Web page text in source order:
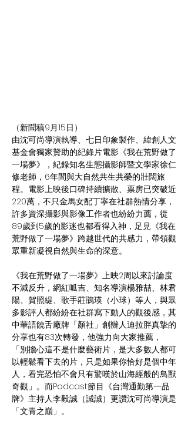
（新聞稿9月15日）
由沈可尚導演執導、七日印象製作、緯創人文
基金會獨家贊助的紀錄片電影《我在荒野做了
一場夢》，紀錄知名生態攝影師暨文學家徐仁
修老師，6年間與大自然共生共榮的壯闊旅
程。​​電影上映後口碑持續擴散、票房已突破近
220萬，不只金馬女配丁寧在社群熱情分享，
許多資深攝影與影像工作者也紛紛力薦，從
89歲到5歲的影迷也都看得入神，足見《我在
荒野做了一場夢》跨越世代的共感力，帶領觀
眾重新凝視自然與生命的深意。
《我在荒野做了一場夢》上映2周以來討論度
不減反升，網紅呱吉、知名導演楊雅喆、林君
陽、賀照緹、歌手莊鵑瑛（小球）等人，與眾
多影評人都紛紛在社群寫下動人的觀後感，其
中華語饒舌廠牌「顏社」創辦人迪拉胖真摯的
分享也有83次轉發，他強力向大家推薦，
「別擔心這不是什麼藝術片，是大多數人都可
以輕鬆看下去的片，只是如果你恰好是個中年
人，看完恐怕不會只有驚嘆於山海經般的鳥獸
奇觀」。而Podcast節目《台灣通勤第一品
牌》主持人李毅誠（誠誠）更讚沈可尚導演是
「文青之巔」。